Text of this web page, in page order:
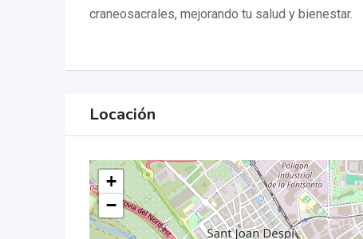
craneosacrales, mejorando tu salud y bienestar.
Locación
+
−